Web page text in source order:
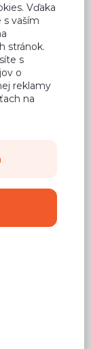
Vďaka
s vaším
stránok.
s
o
reklamy
na